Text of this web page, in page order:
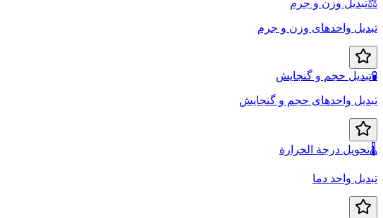
⚖️تبدیل وزن و جرم
تبدیل واحدهای وزن و جرم
🧪تبدیل حجم و گنجایش
تبدیل واحدهای حجم و گنجایش
🌡️تحويل درجة الحرارة
تبدیل واحد دما